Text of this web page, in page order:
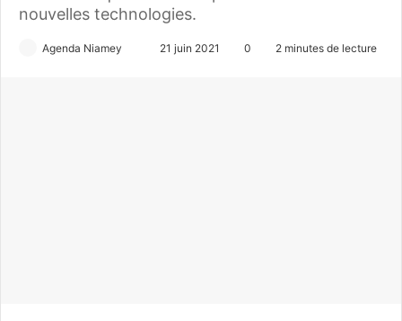
nouvelles technologies.
Agenda Niamey 21 juin 2021 0 2 minutes de lecture